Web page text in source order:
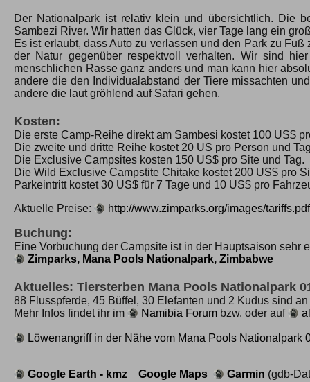
Der Nationalpark ist relativ klein und übersichtlich. Die
Sambezi River. Wir hatten das Glück, vier Tage lang ein
Es ist erlaubt, dass Auto zu verlassen und den Park zu
der Natur gegenüber respektvoll verhalten. Wir sind
menschlichen Rasse ganz anders und man kann hier
andere die den Individualabstand der Tiere missachten
andere die laut gröhlend auf Safari gehen.
Kosten:
Die erste Camp-Reihe direkt am Sambesi kostet 100 US$
Die zweite und dritte Reihe kostet 20 US pro Person und
Die Exclusive Campsites kosten 150 US$ pro Site und Tag.
Die Wild Exclusive Campstite Chitake kostet 200 US$ pro
Parkeintritt kostet 30 US$ für 7 Tage und 10 US$ pro
Aktuelle Preise:
http://www.zimparks.org/images/tariffs.pdf
Buchung:
Eine Vorbuchung der Campsite ist in der Hauptsaison sehr
Zimparks, Mana Pools Nationalpark, Zimbabwe
Aktuelles: Tiersterben Mana Pools Nationalpark
88 Flusspferde, 45 Büffel, 30 Elefanten und 2 Kudus sind
Mehr Infos findet ihr im
Namibia Forum bzw. oder auf
Löwenangriff in der Nähe vom Mana Pools Nationalpark
Google Earth - kmz Google Maps Garmin (gdb-